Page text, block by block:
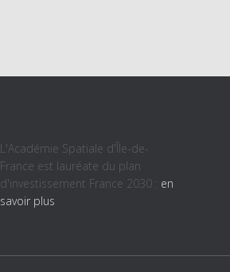
L'Académie Spatiale d'Île-de-
France est lauréate du plan
d'investissement France 2030 : en
savoir plus